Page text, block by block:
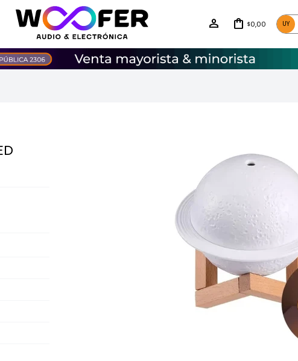
$0,00 UY